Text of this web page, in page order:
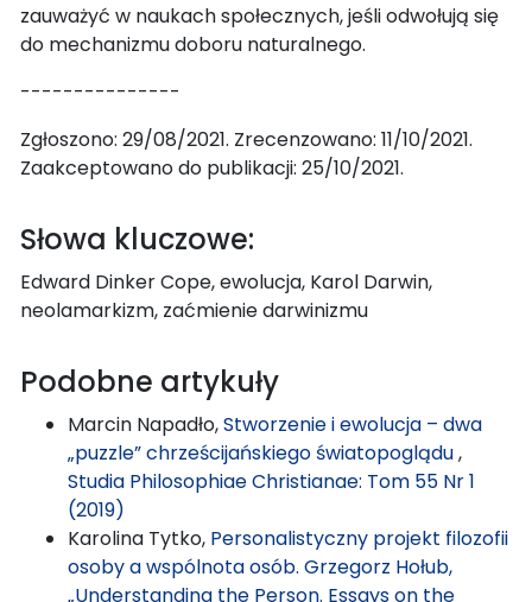
zauważyć w naukach społecznych, jeśli odwołują się
do mechanizmu doboru naturalnego.
---------------
Zgłoszono: 29/08/2021. Zrecenzowano: 11/10/2021.
Zaakceptowano do publikacji: 25/10/2021.
Słowa kluczowe:
Edward Dinker Cope, ewolucja, Karol Darwin,
neolamarkizm, zaćmienie darwinizmu
Podobne artykuły
Marcin Napadło,Stworzenie i ewolucja – dwa
„puzzle” chrześcijańskiego światopoglądu,
Studia Philosophiae Christianae: Tom 55 Nr 1
(2019)
Karolina Tytko, Personalistyczny projekt filozofii
osoby a wspólnota osób. Grzegorz Hołub,
„Understanding the Person. Essays on the